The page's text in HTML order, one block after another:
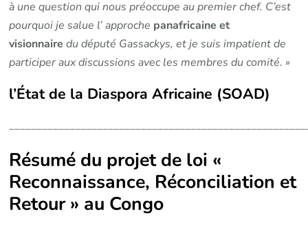
à une question qui nous préoccupe au premier chef. C’est
pourquoi je salue l’ approche panafricaine et
visionnairedu député Gassackys, et je suis impatient de
participer aux discussions avec les membres du comité. »
l’État de la Diaspora Africaine (SOAD)
Résumé du projet de loi «
Reconnaissance, Réconciliation et
Retour » au Congo